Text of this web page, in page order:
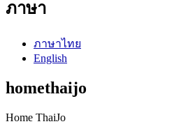
ภาษา
ภาษาไทย
English
homethaijo
Home ThaiJo